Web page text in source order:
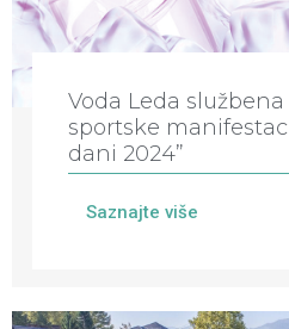
Voda Leda
sportske
dani 2024”
Saznajte više